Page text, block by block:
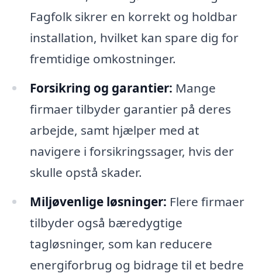
Fagfolk sikrer en korrekt og holdbar
installation, hvilket kan spare dig for
fremtidige omkostninger.
Forsikring og garantier: Mange
firmaer tilbyder garantier på deres
arbejde, samt hjælper med at
navigere i forsikringssager, hvis der
skulle opstå skader.
Miljøvenlige løsninger: Flere firmaer
tilbyder også bæredygtige
tagløsninger, som kan reducere
energiforbrug og bidrage til et bedre